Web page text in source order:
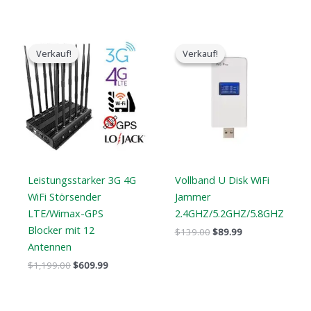
Verkauf!
Verkauf!
Leistungsstarker 3G 4G
WiFi Störsender
LTE/Wimax-GPS
Blocker mit 12
Antennen
$1,199.00
ursprüngliche
Preis
war:
$1,199.00.
$609.99
aktuelle
Preis
ist:
$609.99.
Verkauf!
Verkauf!
Vollband U Disk WiFi
Jammer
2.4GHZ/5.2GHZ/5.8GHZ
$139.00
ursprüngliche
Preis
war:
$139.00.
$89.99
Preis